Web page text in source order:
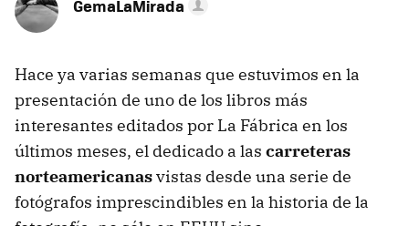
GemaLaMirada
Hace ya varias semanas que estuvimos en la
presentación de uno de los libros más
interesantes editados por La Fábrica en los
últimos meses, el dedicado a las carreteras
norteamericanasvistas desde una serie de
fotógrafos imprescindibles en la historia de la